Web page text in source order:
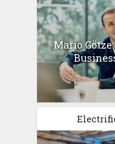
Mario